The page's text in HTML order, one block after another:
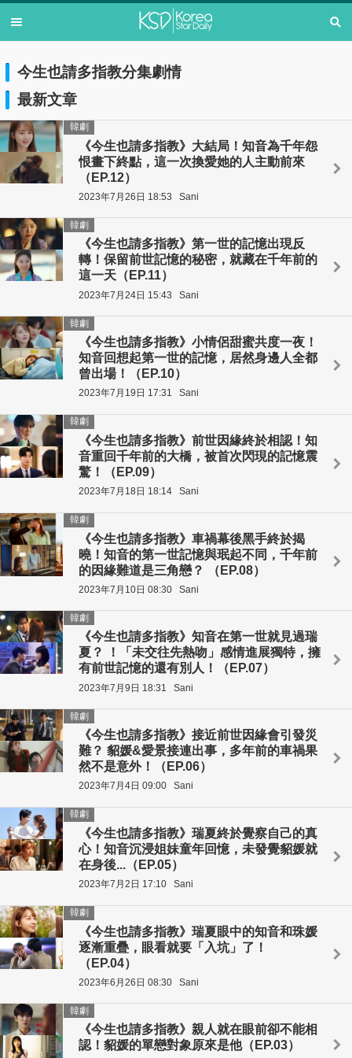
今生也請多指教分集劇情
最新文章
《今生也請多指教》大結局！知音為千年怨
恨畫下終點，這一次換愛她的人主動前來
（EP.12）
韓劇
2023年7月26日 18:53 Sani
《今生也請多指教》第一世的記憶出現反
轉！保留前世記憶的秘密，就藏在千年前的
這一天（EP.11）
韓劇
2023年7月24日 15:43 Sani
《今生也請多指教》小情侶甜蜜共度一夜！
知音回想起第一世的記憶，居然身邊人全都
曾出場！（EP.10）
韓劇
2023年7月19日 17:31 Sani
《今生也請多指教》前世因緣終於相認！知
音重回千年前的大橋，被首次閃現的記憶震
驚！（EP.09）
韓劇
2023年7月18日 18:14 Sani
《今生也請多指教》車禍幕後黑手終於揭
曉！知音的第一世記憶與珉起不同，千年前
的因緣難道是三角戀？ （EP.08）
韓劇
2023年7月10日 08:30 Sani
《今生也請多指教》知音在第一世就見過瑞
夏？ ！「未交往先熱吻」感情進展獨特，擁
有前世記憶的還有別人！（EP.07）
韓劇
2023年7月9日 18:31 Sani
《今生也請多指教》接近前世因緣會引發災
難？ 貂媛&愛景接連出事，多年前的車禍果
然不是意外！（EP.06）
韓劇
2023年7月4日 09:00 Sani
《今生也請多指教》瑞夏終於覺察自己的真
心！知音沉浸姐妹童年回憶，未發覺貂媛就
在身後...（EP.05）
韓劇
2023年7月2日 17:10 Sani
《今生也請多指教》瑞夏眼中的知音和珠媛
逐漸重疊，眼看就要「入坑」了！
（EP.04）
韓劇
2023年6月26日 08:30 Sani
《今生也請多指教》親人就在眼前卻不能相
認！貂媛的單戀對象原來是他（EP.03）
韓劇